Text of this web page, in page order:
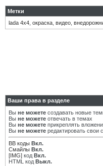
Метки
lada 4x4 окраска видео
Ваши права в разделе
Вы не можете создавать новые
Вы не можете отвечать в темах
Вы не можете прикреплять
Вы не можете редактировать свои
BB коды Вкл.
Смайлы Вкл.
[IMG] код Вкл.
HTML код Выкл.